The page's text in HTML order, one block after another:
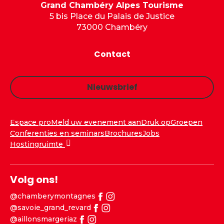
Grand Chambéry Alpes Tourisme
5 bis Place du Palais de Justice
73000 Chambéry
Contact
Nieuwsbrief
Espace proMeld uw evenement aanDruk opGroepen
Conferenties en seminarsBrochuresJobs
Hostingruimte
Volg ons!
@chamberymontagnes
@savoie_grand_revard
@aillonsmargeriaz